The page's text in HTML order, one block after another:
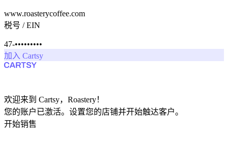
www.roasterycoffee.com
税号 / EIN
47-•••••••••
加入 Cartsy
欢迎来到 Cartsy，Roastery！
您的账户已激活。设置您的店铺并开始触达客户。
开始销售